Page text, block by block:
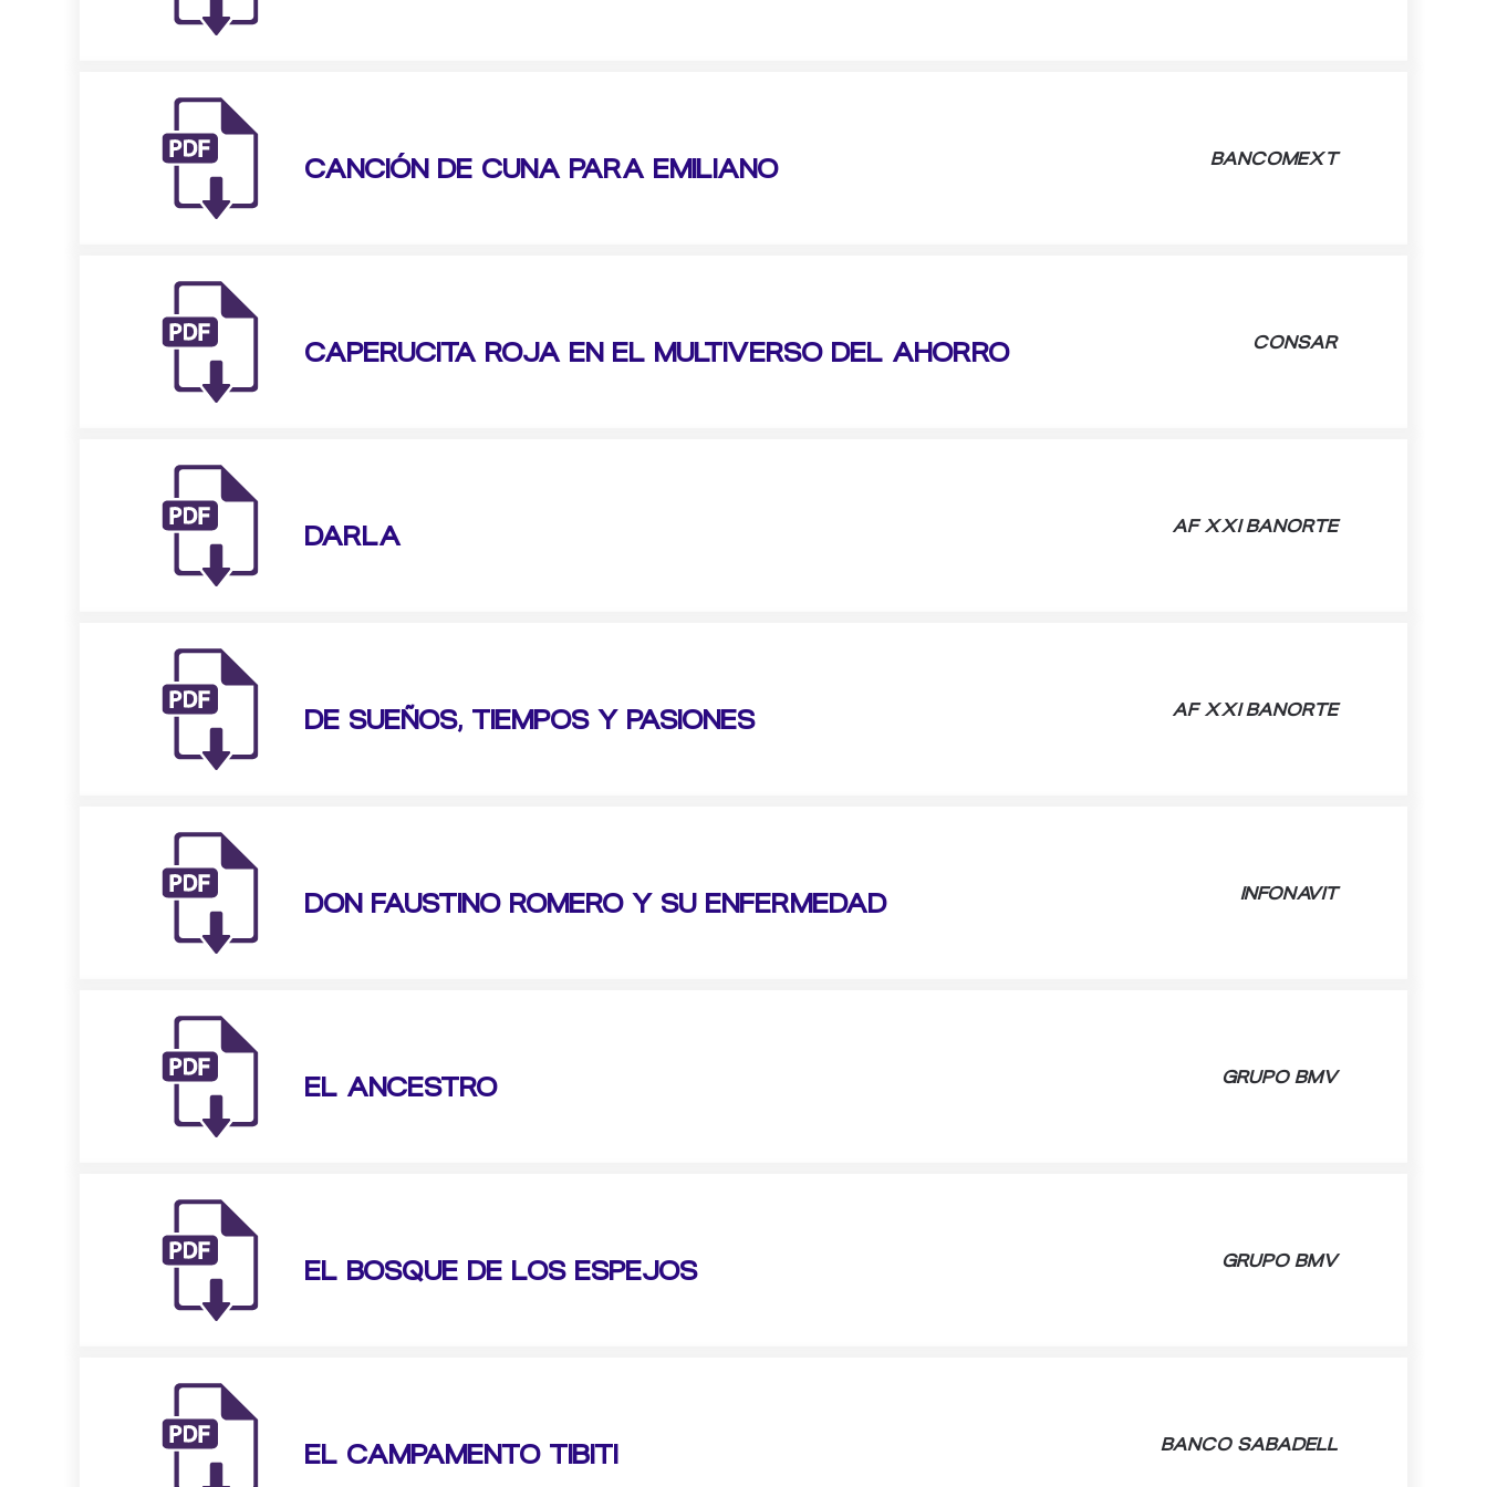
CANCIÓN DE CUNA PARA EMILIANO BANCOMEXT
CAPERUCITA ROJA EN EL MULTIVERSO DEL AHORRO CONSAR
DARLA AF XXI BANORTE
DE SUEÑOS, TIEMPOS Y PASIONES AF XXI BANORTE
DON FAUSTINO ROMERO Y SU ENFERMEDAD INFONAVIT
EL ANCESTRO GRUPO BMV
EL BOSQUE DE LOS ESPEJOS GRUPO BMV
EL CAMPAMENTO TIBITI BANCO SABADELL